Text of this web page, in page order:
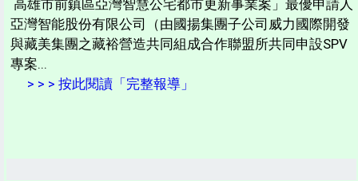
高雄市前鎮區亞灣智慧公宅都市更新事業案」最優申請人
亞灣智能股份有限公司（由國揚集團子公司威力國際開發
與藏美集團之藏裕營造共同組成合作聯盟所共同申設SPV
專案...
> > > 按此閱讀「完整報導」